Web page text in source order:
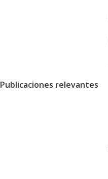
Publicaciones relevantes